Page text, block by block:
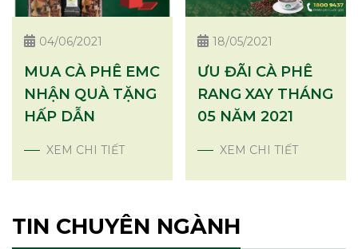
04/06/2021
MUA CÀ PHÊ EMC
NHẬN QUÀ TẶNG
HẤP DẪN
XEM CHI TIẾT
18/05/2021
ƯU ĐÃI CÀ PHÊ
RANG XAY THÁNG
05 NĂM 2021
XEM CHI TIẾT
TIN CHUYÊN NGÀNH